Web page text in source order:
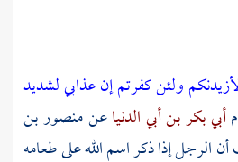
ولئن كفرتم إن عذابي لشديد
أبي بكر بن أبي الدنياعنمنصور بن
الرجل إذا ذكر اسم الله على طعامه